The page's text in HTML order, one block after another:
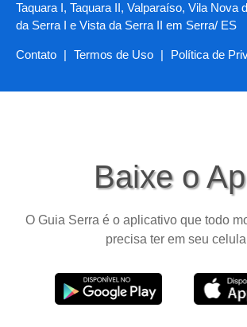
Taquara I, Taquara II, Valparaíso, Vila Nova
da Serra I e Vista da Serra II em Serra/ ES
Contato | Termos de Uso | Política de
Baixe o
O Guia Serra é o aplicativo que todo
precisa ter em seu